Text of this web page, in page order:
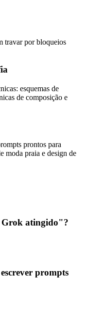
travar por bloqueios
esquemas de
de composição e
prontos para
moda praia e design de
atingido"?
prompts